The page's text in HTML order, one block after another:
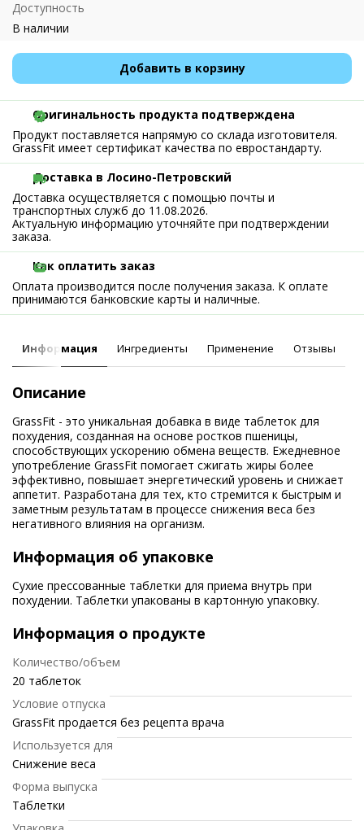
Доступность
В наличии
Добавить в корзину
Оригинальность продукта подтверждена
Продукт поставляется напрямую со склада изготовителя.
GrassFit имеет сертификат качества по евростандарту.
Доставка в Лосино-Петровский
Доставка осуществляется с помощью почты и
транспортных служб до 11.08.2026.
Актуальную информацию уточняйте при подтверждении
заказа.
Как оплатить заказ
Оплата производится после получения заказа. К оплате
принимаются банковские карты и наличные.
Информация Ингредиенты Применение Отзывы
Описание
GrassFit - это уникальная добавка в виде таблеток для
похудения, созданная на основе ростков пшеницы,
способствующих ускорению обмена веществ. Ежедневное
употребление GrassFit помогает сжигать жиры более
эффективно, повышает энергетический уровень и снижает
аппетит. Разработана для тех, кто стремится к быстрым и
заметным результатам в процессе снижения веса без
негативного влияния на организм.
Информация об упаковке
Сухие прессованные таблетки для приема внутрь при
похудении. Таблетки упакованы в картонную упаковку.
Информация о продукте
Количество/объем
20 таблеток
Условие отпуска
GrassFit продается без рецепта врача
Используется для
Снижение веса
Форма выпуска
Таблетки